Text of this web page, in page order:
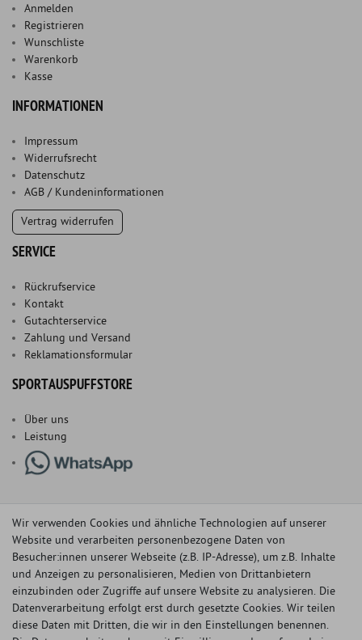
Anmelden
Registrieren
Wunschliste
Warenkorb
Kasse
INFORMATIONEN
Impressum
Widerrufsrecht
Datenschutz
AGB / Kundeninformationen
Vertrag widerrufen
SERVICE
Rückrufservice
Kontakt
Gutachterservice
Zahlung und Versand
Reklamationsformular
SPORTAUSPUFFSTORE
Über uns
Leistung
Wir verwenden Cookies und ähnliche Technologien auf unserer
Website und verarbeiten personenbezogene Daten von
Besucher:innen unserer Webseite (z.B. IP-Adresse), um z.B. Inhalte
und Anzeigen zu personalisieren, Medien von Drittanbietern
einzubinden oder Zugriffe auf unsere Website zu analysieren. Die
Datenverarbeitung erfolgt erst durch gesetzte Cookies. Wir teilen
diese Daten mit Dritten, die wir in den Einstellungen benennen.